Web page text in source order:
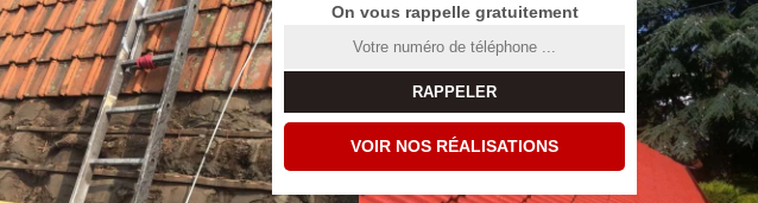
On vous rappelle gratuitement
VOIR NOS RÉALISATIONS